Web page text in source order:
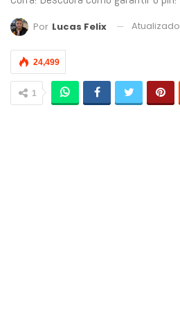
Por Lucas Felix Atualizado
24,499
1